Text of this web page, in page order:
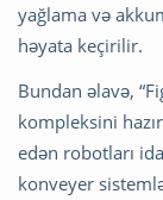
yağlama və
həyata keçirilir.
Bundan əlavə,
kompleksini
edən robotları
konveyer